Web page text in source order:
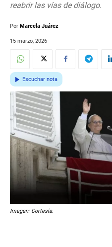
reabrir las vías de diálogo.
Por Marcela Juárez
15 marzo, 2026
Escuchar nota
Imagen: Cortesía.